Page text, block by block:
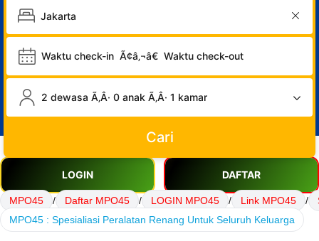
Waktu check-in Ã¢â‚¬â€ Waktu check-out
2 dewasa Ã‚Â· 0 anak Ã‚Â· 1 kamar
Cari
LOGIN DAFTAR
MPO45 / Daftar MPO45 / LOGIN MPO45 / Link MPO45 /
MPO45 : Spesialiasi Peralatan Renang Untuk Seluruh Keluarga